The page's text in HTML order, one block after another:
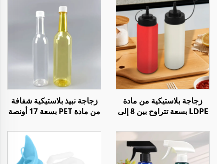
زجاجة بلاستيكية من مادة
LDPE بسعة تتراوح بين 8 إلى
مثل الكتشاب وصلصة الفلفل
الحار
زجاجة نبيذ بلاستيكية شفافة
من مادة PET بسعة 17 أونصة
وعصير المشروبات والشمبانيا